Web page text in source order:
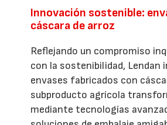
Innovación sostenible:
cáscara de arroz
Reflejando un compromiso
con la sostenibilidad, Lendan
envases fabricados con
subproducto agrícola
mediante tecnologías